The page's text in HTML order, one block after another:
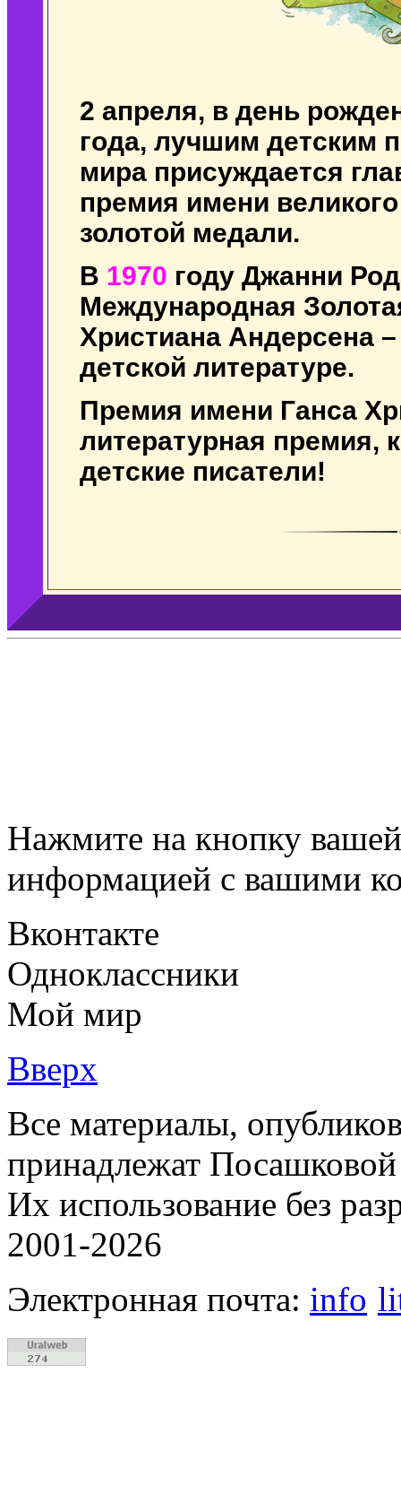
2 апреля, в день
года, лучшим детским
мира присуждается
премия имени
золотой медали.
В 1970 году Джанни
Международная
Христиана Андерсена
детской литературе.
Премия имени Ганса
литературная премия,
детские писатели!
Нажмите на кнопку
информацией с вашими
Вконтакте
Одноклассники
Мой мир
Вверх
Все материалы,
принадлежат
Их использование без
2001-2026
Электронная почта: info